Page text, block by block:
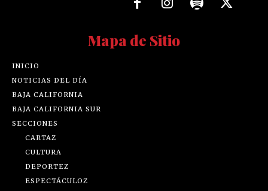
Mapa de Sitio
INICIO
NOTICIAS DEL DÍA
BAJA CALIFORNIA
BAJA CALIFORNIA SUR
SECCIONES
CARTAZ
CULTURA
DEPORTEZ
ESPECTÁCULOZ